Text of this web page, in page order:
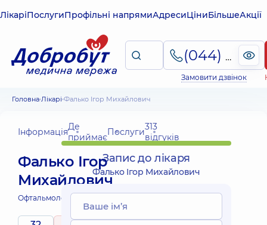
ЛікаріПослугиПрофільні напрямиАдресиЦіниБільшеАкції
(044) 495-2-888
Замовити дзвінок
Головна Лікарі Фалько Ігор Михайлович
ІнформаціяДе
приймаєПослуги313
відгуків
Фалько Ігор
Михайлович
Офтальмолог;Офтальмолог дитячий;
Запис до лікаря
Фалько Ігор Михайлович